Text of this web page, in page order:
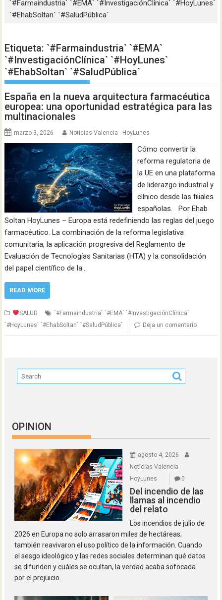
`#Farmaindustria` `#EMA` `#InvestigaciónClínica` `#HoyLunes`
`#EhabSoltan` `#SaludPública`
Etiqueta:`#Farmaindustria` `#EMA`
`#InvestigaciónClínica` `#HoyLunes`
`#EhabSoltan` `#SaludPública`
España en la nueva arquitectura farmacéutica
europea: una oportunidad estratégica para las
multinacionales
marzo 3, 2026 Noticias Valencia - HoyLunes
Cómo convertir la
reforma regulatoria de
la UE en una plataforma
de liderazgo industrial y
clínico desde las filiales
españolas. Por Ehab
Soltan HoyLunes – Europa está redefiniendo las reglas del juego
farmacéutico. La combinación de la reforma legislativa
comunitaria, la aplicación progresiva del Reglamento de
Evaluación de Tecnologías Sanitarias (HTA) y la consolidación
del papel científico de la…
READ MORE
SALUD
`#Farmaindustria` `#EMA` `#InvestigaciónClínica`
`#HoyLunes` `#EhabSoltan` `#SaludPública`
Deja un comentario
OPINION
agosto 4, 2026
Noticias Valencia -
HoyLunes
0
Del incendio de las
llamas al incendio
del relato
Los incendios de julio de
2026 en Europa no solo arrasaron miles de hectáreas;
también reavivaron el uso político de la información. Cuando
el sesgo ideológico y las redes sociales determinan qué datos
se difunden y cuáles se ocultan, la verdad acaba sofocada
por el prejuicio.